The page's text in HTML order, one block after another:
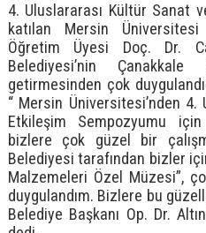
4. Uluslararası Kültür Sanat
katılan Mersin
Öğretim Üyesi Doç. Dr.
Belediyesi’nin
getirmesinden çok
“ Mersin Üniversitesi’nden
Etkileşim Sempozyumu
bizlere çok güzel bir
Belediyesi tarafından bizler
Malzemeleri Özel Müzesi”,
duygulandım. Bizlere bu
Belediye Başkanı Op. Dr.